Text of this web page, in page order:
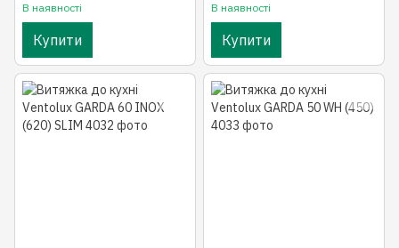
В наявності
Купити
В наявності
Купити